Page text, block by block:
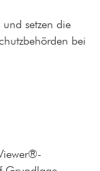
setzen die
bei